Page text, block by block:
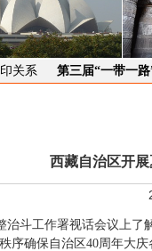
关系 第三届“一带一
西藏自治区开
治斗工作署视话会议上
确保自治区40周年大庆